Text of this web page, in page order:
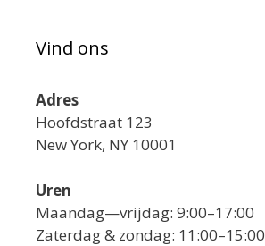
Vind ons
Adres
Hoofdstraat 123
New York, NY 10001
Uren
Maandag—vrijdag: 9:00–17:00
Zaterdag & zondag: 11:00–15:00